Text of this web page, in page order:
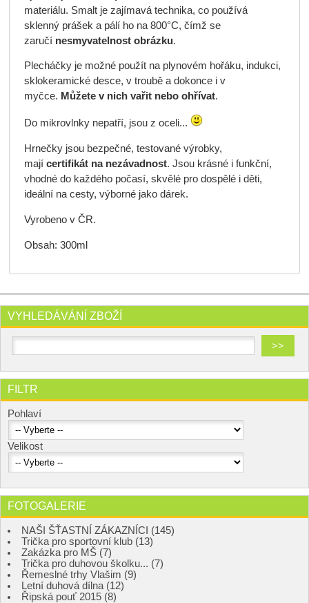
materiálu. Smalt je zajímavá technika, co používá
sklenný prášek a pálí ho na 800°C, čímž se
zaručí nesmyvatelnost obrázku.
Plecháčky je možné použít na plynovém hořáku, indukci,
sklokeramické desce, v troubě a dokonce i v
myčce. Můžete v nich vařit nebo ohřívat.
Do mikrovlnky nepatří, jsou z oceli...
Hrnečky jsou bezpečné, testované výrobky,
mají certifikát na nezávadnost. Jsou krásné i funkční,
vhodné do každého počasí, skvělé pro dospělé i děti,
ideální na cesty, výborné jako dárek.
Vyrobeno v ČR.
Obsah: 300ml
VYHLEDÁVÁNÍ ZBOŽÍ
FILTR
Pohlaví
Velikost
FOTOGALERIE
NAŠI ŠŤASTNÍ ZÁKAZNÍCI (145)
Trička pro sportovní klub (13)
Zakázka pro MŠ (7)
Trička pro duhovou školku... (7)
Řemeslné trhy Vlašim (9)
Letní duhová dílna (12)
Řipská pouť 2015 (8)